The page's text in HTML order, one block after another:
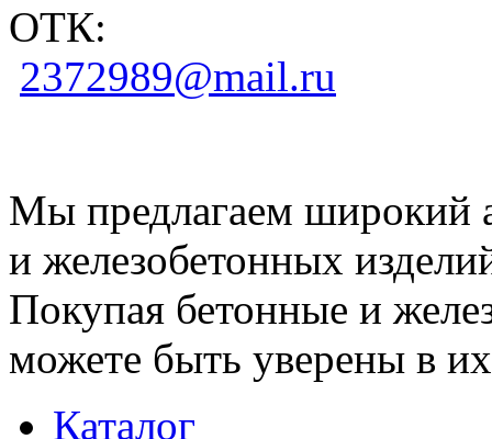
ОТК:
2372989@mail.ru
Мы предлагаем широкий
и железобетонных
Покупая бетонные и
можете быть уверены в их
Каталог